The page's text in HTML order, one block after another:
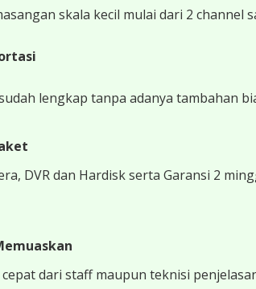
skala kecil mulai dari 2
lengkap tanpa adanya tambahan
DVR dan Hardisk serta Garansi 2
dari staff maupun teknisi